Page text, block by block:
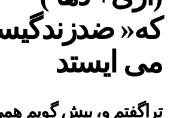
که«
می ایستد
تراگفتم و، بیش گویم